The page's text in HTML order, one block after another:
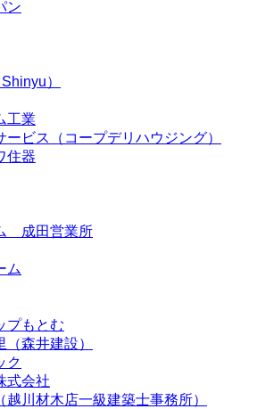
ン
）
工業
ビス（コープデリハウジング）
住器
成田営業所
ム
プもとむ
森井建設）
ク
式会社
越川材木店一級建築士事務所）